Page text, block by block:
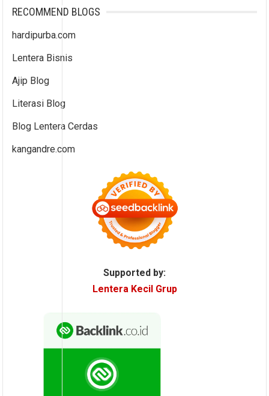
RECOMMEND BLOGS
hardipurba.com
Lentera Bisnis
Ajip Blog
Literasi Blog
Blog Lentera Cerdas
kangandre.com
Supported by:
Lentera Kecil Grup